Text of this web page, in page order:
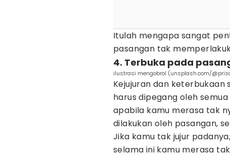
Itulah mengapa sangat
pasangan tak
4. Terbuka pada
ilustrasi mengobrol (unsplash.com/
Kejujuran dan
harus dipegang oleh
apabila kamu merasa tak
dilakukan oleh pasangan,
Jika kamu tak jujur
selama ini kamu merasa